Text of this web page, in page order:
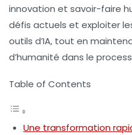
innovation et savoir-faire
défis actuels et exploiter
outils d’IA, tout en
d’humanité dans le
Table of Contents
Une transformation